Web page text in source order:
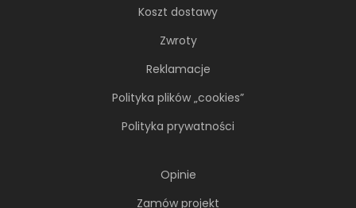
66-metrowy apartament:
Młoda, żyjąca dynamicznie inwestorka przez
lata kursowała między światowymi
Koszt dostawy
Zwroty
Reklamacje
Polityka plików „cookies”
Polityka prywatności
Opinie
Zamów projekt